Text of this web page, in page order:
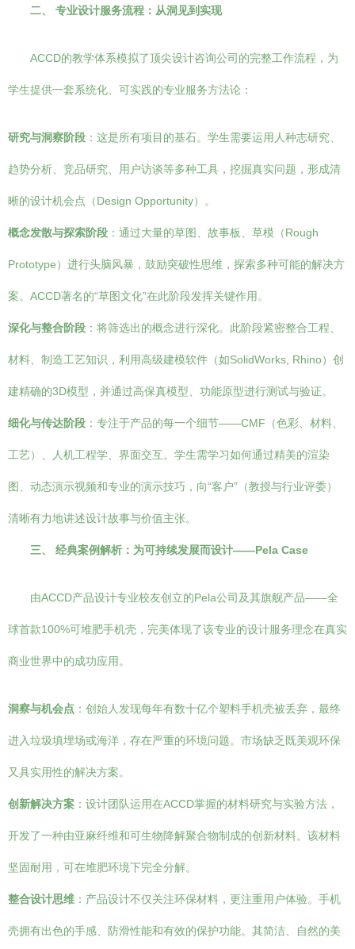
二、 专业设计服务流程：从洞见到实现
ACCD的教学体系模拟了顶尖设计咨询公司的完整工作流程，为
学生提供一套系统化、可实践的专业服务方法论：
研究与洞察阶段 ：这是所有项目的基石。学生需要运用人种志研究、
趋势分析、竞品研究、用户访谈等多种工具，挖掘真实问题，形成清
晰的设计机会点（Design Opportunity）。
概念发散与探索阶段 ：通过大量的草图、故事板、草模（Rough
Prototype）进行头脑风暴，鼓励突破性思维，探索多种可能的解决方
案。ACCD著名的“草图文化”在此阶段发挥关键作用。
深化与整合阶段 ：将筛选出的概念进行深化。此阶段紧密整合工程、
材料、制造工艺知识，利用高级建模软件（如SolidWorks, Rhino）创
建精确的3D模型，并通过高保真模型、功能原型进行测试与验证。
细化与传达阶段 ：专注于产品的每一个细节——CMF（色彩、材料、
工艺）、人机工程学、界面交互。学生需学习如何通过精美的渲染
图、动态演示视频和专业的演示技巧，向“客户”（教授与行业评委）
清晰有力地讲述设计故事与价值主张。
三、 经典案例解析：为可持续发展而设计——Pela Case
由ACCD产品设计专业校友创立的Pela公司及其旗舰产品——全
球首款100%可堆肥手机壳，完美体现了该专业的设计服务理念在真实
商业世界中的成功应用。
洞察与机会点 ：创始人发现每年有数十亿个塑料手机壳被丢弃，最终
进入垃圾填埋场或海洋，存在严重的环境问题。市场缺乏既美观环保
又具实用性的解决方案。
创新解决方案 ：设计团队运用在ACCD掌握的材料研究与实验方法，
开发了一种由亚麻纤维和可生物降解聚合物制成的创新材料。该材料
坚固耐用，可在堆肥环境下完全分解。
整合设计思维 ：产品设计不仅关注环保材料，更注重用户体验。手机
壳拥有出色的手感、防滑性能和有效的保护功能。其简洁、自然的美